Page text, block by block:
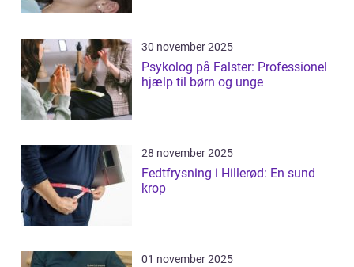
30 november 2025
Psykolog på Falster: Professionel
hjælp til børn og unge
28 november 2025
Fedtfrysning i Hillerød: En sund
krop
01 november 2025